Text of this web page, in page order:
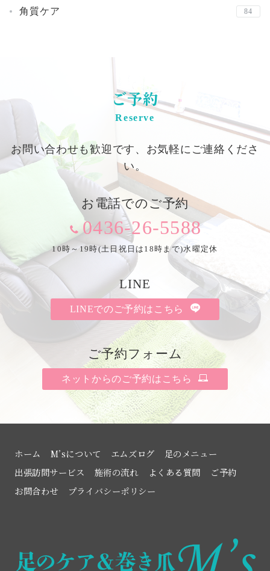
角質ケア 84
ご予約
Reserve
お問い合わせも歓迎です、お気軽にご連絡くださ
い。
お電話でのご予約
0436-26-5588
10時～19時(土日祝日は18時まで)水曜定休
LINE
LINEでのご予約はこちら
ご予約フォーム
ネットからのご予約はこちら
ホーム M’sについて エムズログ
足のメニュー
出張訪問サービス
施術の流れ よくある質問
ご予約
お問合わせ
プライバシーポリシー